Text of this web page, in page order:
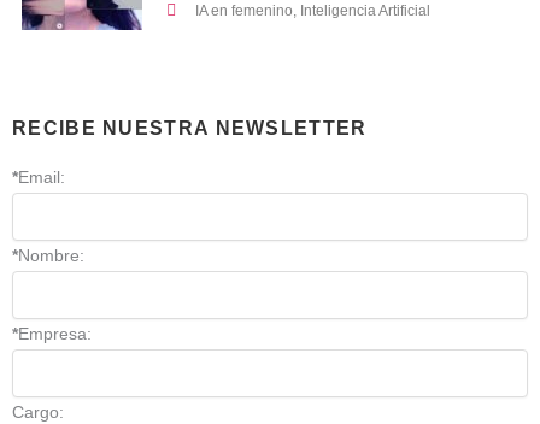
IA en femenino, Inteligencia Artificial
RECIBE NUESTRA NEWSLETTER
*Email:
*Nombre:
*Empresa:
Cargo: